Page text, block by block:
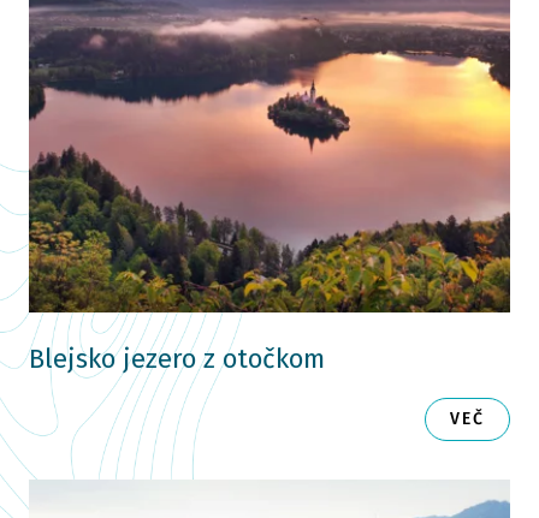
Blejsko jezero z otočkom
VEČ